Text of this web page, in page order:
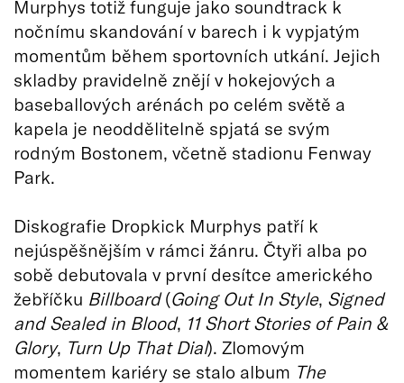
Murphys totiž funguje jako soundtrack k
nočnímu skandování v barech i k vypjatým
momentům během sportovních utkání. Jejich
skladby pravidelně znějí v hokejových a
baseballových arénách po celém světě a
kapela je neoddělitelně spjatá se svým
rodným Bostonem, včetně stadionu Fenway
Park.
Diskografie Dropkick Murphys patří k
nejúspěšnějším v rámci žánru. Čtyři alba po
sobě debutovala v první desítce amerického
žebříčku Billboard(Going Out In Style, Signed
and Sealed in Blood, 11 Short Stories of Pain &
Glory, Turn Up That Dial). Zlomovým
momentem kariéry se stalo album The